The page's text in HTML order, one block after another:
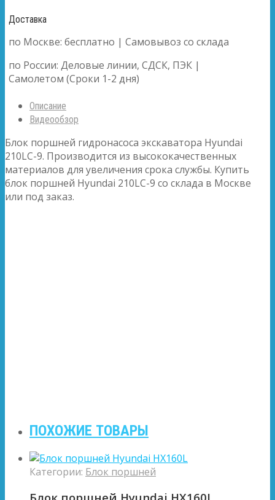
Доставка
по Москве: бесплатно | Самовывоз со склада
по России: Деловые линии, СДСК, ПЭК |
Самолетом (Сроки 1-2 дня)
Описание
Видеообзор
Блок поршней гидронасоса экскаватора Hyundai
210LC-9. Производится из высококачественных
материалов для увеличения срока службы. Купить
блок поршней Hyundai 210LC-9 со склада в Москве
или под заказ.
ПОХОЖИЕ ТОВАРЫ
Категории: Блок поршней